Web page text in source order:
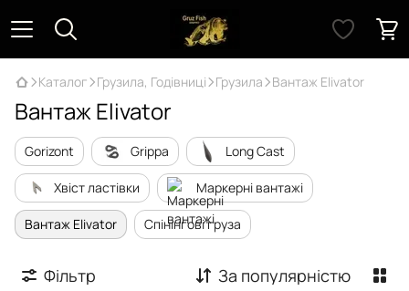
Каталог Грузила, Годівниці Грузила Вантаж Elivator
Вантаж Elivator
Gorizont Grippa Long Cast
Хвіст ластівки Маркерні вантажі
Вантаж Elivator Спінінгові груза
Фільтр За популярністю